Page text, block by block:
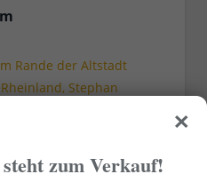
×
zum Verkauf!